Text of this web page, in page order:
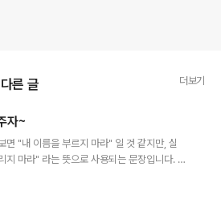
른 글 더보기
자~
"내 이름을 부르지 마라" 일 것 같지만, 실
지 마라" 라는 뜻으로 사용되는 문장입니다. n
러개의 이름 즉, 별명으로 보기 때문에 위와